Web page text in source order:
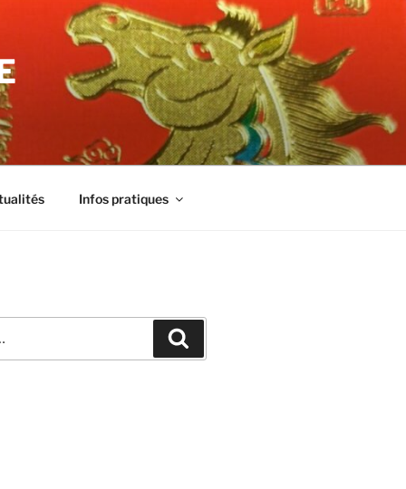
Infos pratiques